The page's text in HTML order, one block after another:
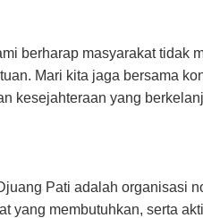
berharap masyarakat tidak
Mari kita jaga bersama
kesejahteraan yang
Pati adalah organisasi
yang membutuhkan, serta